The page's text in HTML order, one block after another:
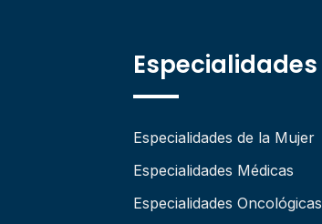
Especialidades
Especialidades de la Mujer
Especialidades Médicas
Especialidades Oncológicas